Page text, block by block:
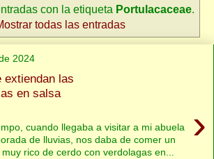
con la etiqueta Portulacaceae.
todas las entradas
2024
extiendan las
en salsa
›
cuando llegaba a visitar a mi abuela
de lluvias, nos daba de comer un
rico de cerdo con verdolagas en...